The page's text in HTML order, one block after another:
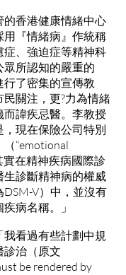
香港健康情緒中心
『情緒病』作統稱
、強迫症等精神科
所認知的嚴重的
行了密集的宣傳教
關注，更?力為情緒
諱疾忌醫。李教授
現在保險公司特別
“emotional
實在精神疾病國際診
診斷精神病的權威
V）中，並沒有
病名稱。」
看過有些計劃中規
診治（原文
be rendered by